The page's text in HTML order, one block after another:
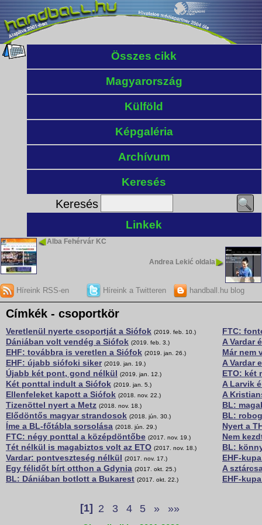
Összes cikk
Magyarország
Külföld
Képgaléria
Archívum
Keresés
Keresés
Linkek
Alba Fehérvár KC
Andrea Lekić oldala
Híreink RSS-en Híreink a Twitteren handball.hu blog
Címkék - csoportkör
Veretlenül nyerte csoportját a Siófok (2019. feb. 10.)
Dániában volt vendég a Siófok (2019. feb. 3.)
EHF: továbbra is veretlen a Siófok (2019. jan. 26.)
EHF: újabb siófoki siker (2019. jan. 19.)
Újabb két pont, gond nélkül (2019. jan. 12.)
Két ponttal indult a Siófok (2019. jan. 5.)
Ellenfeleket kapott a Siófok (2018. nov. 22.)
Tizenöttel nyert a Metz (2018. nov. 18.)
Elődöntős magyar strandosok (2018. jún. 30.)
Íme a BL-főtábla sorsolása (2018. jún. 29.)
FTC: négy ponttal a középdöntőbe (2017. nov. 19.)
Tét nélkül is magabiztos volt az ETO (2017. nov. 18.)
Vardar: pontveszteség nélkül (2017. nov. 17.)
Egy félidőt bírt otthon a Gdynia (2017. okt. 25.)
BL: Dániában botlott a Bukarest (2017. okt. 22.)
FTC:
A Vardar
Már nem
A Vardar
ETO: két
A Larvik
A
BL:
BL:
Nyert a
Nem
BL:
EHF-
A
EHF-
[1] 2 3 4 5 » »»